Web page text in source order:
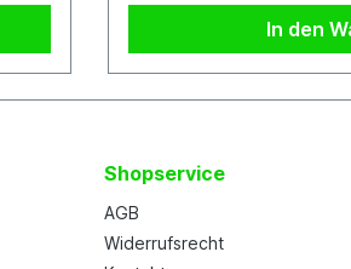
In den
Shopservice
AGB
Widerrufsrecht